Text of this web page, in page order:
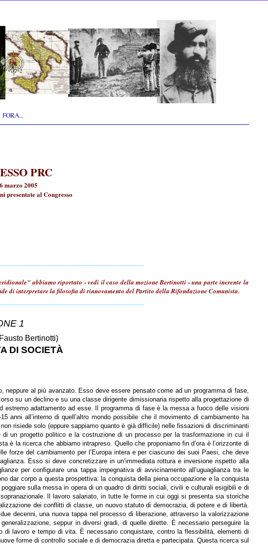
FORA...
PRC
marzo 2005
presentate al Congresso
abbiamo riportato - vedi il caso della mozione Bertinotti - una parte inerente la
di interpretare la filosofia di rinnovamento del Partito della Rifondazione Comunista.
1
Bertinotti)
DI SOCIETÀ
neppure al più avanzato. Esso deve essere pensato come ad un programma di fase,
su un declino e su una classe dirigente dimissionaria rispetto alla progettazione di
adattamento ad esse. Il programma di fase è la messa a fuoco delle visioni
anni all’interno di quell’altro mondo possibile che il movimento di cambiamento ha
risiede solo (eppure sappiamo quanto è già difficile) nelle fissazioni di discriminanti
un progetto politico e la costruzione di un processo per la trasformazione in cui il
la ricerca che abbiamo intrapreso. Quello che proponiamo fin d’ora è l’orizzonte di
forze del cambiamento per l’Europa intera e per ciascuno dei suoi Paesi, che deve
Esso si deve concretizzare in un’immediata rottura e inversione rispetto alla
per configurare una tappa impegnativa di avvicinamento all’uguaglianza tra le
dar corpo a questa prospettiva: la conquista della piena occupazione e la conquista
sulla messa in opera di un quadro di diritti sociali, civili e culturali esigibili e di
Il lavoro salariato, in tutte le forme in cui oggi si presenta sia storiche
dei conflitti di classe, un nuovo statuto di democrazia, di potere e di libertà.
decenni, una nuova tappa nel processo di liberazione, attraverso la valorizzazione
seppur in diversi gradi, di quelle dirette. È necessario perseguire la
di lavoro e tempo di vita. È necessario conquistare, contro la flessibilità, elementi di
forme di controllo sociale e di democrazia diretta e partecipata. Questa ricerca sul